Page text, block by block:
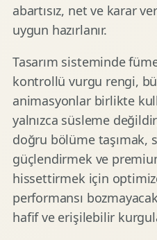
abartısız, net ve karar
uygun hazırlanır.
Tasarım sisteminde
kontrollü vurgu rengi,
animasyonlar birlikte
yalnızca süsleme
doğru bölüme taşımak,
güçlendirmek ve
hissettirmek için
performansı
hafif ve erişilebilir